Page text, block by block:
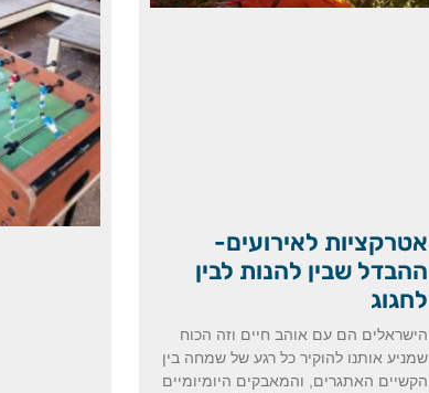
אטרקציות לאירועים-
ההבדל שבין להנות לבין
לחגוג
הישראלים הם עם אוהב חיים וזה הכוח
שמניע אותנו להוקיר כל רגע של שמחה בין
הקשיים האתגרים, והמאבקים היומיומיים